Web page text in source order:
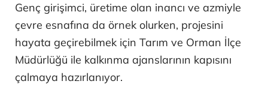
Genç girişimci, üretime olan inancı ve azmiyle
çevre esnafına da örnek olurken, projesini
hayata geçirebilmek için Tarım ve Orman İlçe
Müdürlüğü ile kalkınma ajanslarının kapısını
çalmaya hazırlanıyor.